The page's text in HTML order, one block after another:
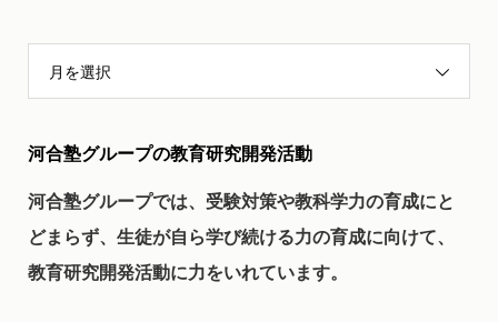
月を選択
河合塾グループの教育研究開発活動
河合塾グループでは、受験対策や教科学力の育成にと
どまらず、生徒が自ら学び続ける力の育成に向けて、
教育研究開発活動に力をいれています。